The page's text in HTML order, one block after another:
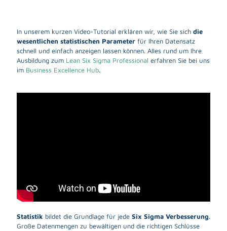
In unserem kurzen Video-Tutorial erklären wir, wie Sie sich die
wesentlichen statistischen Parameter für Ihren Datensatz
schnell und einfach anzeigen lassen können. Alles rund um Ihre
Ausbildung zum Lean Six Sigma Professional erfahren Sie bei uns
im Business Excellence Hub.
Statistik bildet die Grundlage für jede Six Sigma Verbesserung.
Große Datenmengen zu bewältigen und die richtigen Schlüsse